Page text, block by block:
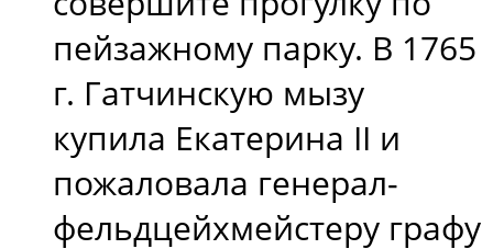
пейзажному парку. В 1765
г. Гатчинскую мызу
купила Екатерина II и
пожаловала генерал-
фельдцейхмейстеру графу